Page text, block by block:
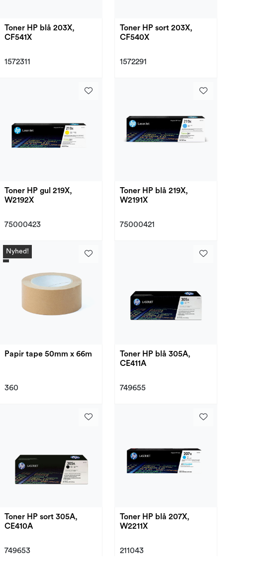
Toner HP blå 203X,
CF541X
1572311
Toner HP sort 203X,
CF540X
1572291
Toner HP gul 219X,
W2192X
75000423
Toner HP blå 219X,
W2191X
75000421
Nyhed!
Papir tape 50mm x 66m
360
Toner HP blå 305A,
CE411A
749655
Toner HP sort 305A,
CE410A
749653
Toner HP blå 207X,
W2211X
211043